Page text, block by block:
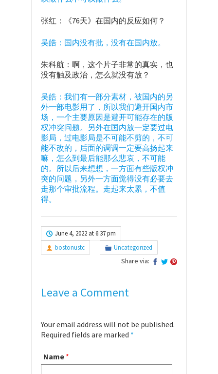
张红：《76天》在国内的反应如何？
吴皓：国内没有批，没有在国内放。
朱科航：啊，这个片子非常的真实，也
没有触及政治，怎么就没有放？
吴皓：我们有一部分素材，被国内的另
外一部电影用了，所以我们避开国内市
场，一个主要原因是避开可能存在的版
权冲突问题。另外在国内放一定要过电
影局，过电影局是不可能不剪的，不可
能不改的，后面的调调一定要高扬起来
嘛，怎么到最后能那么悲哀，不可能
的。所以后来想想，一方面有些版权冲
突的问题，另外一方面觉得没有必要去
走那个审批流程。走起来太累，不值
得。
June 4, 2022 at 6:37 pm
bostonustc
Uncategorized
Share via:
Leave a Comment
Your email address will not be published.
Required fields are marked *
Name *